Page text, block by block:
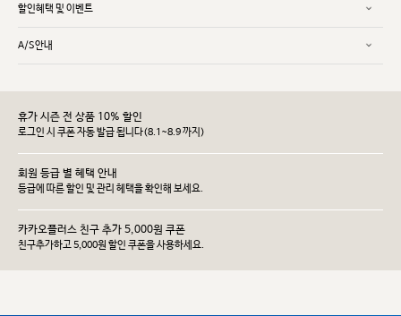
할인혜택 및 이벤트
A/S안내
휴가 시즌 전 상품 10% 할인
로그인 시 쿠폰 자동 발급 됩니다(8.1~8.9 까지)
회원 등급 별 혜택 안내
등급에 따른 할인 및 관리 헤택을 확인해 보세요.
카카오플러스 친구 추가 5,000원 쿠폰
친구추가하고 5,000원 할인 쿠폰을 사용하세요.